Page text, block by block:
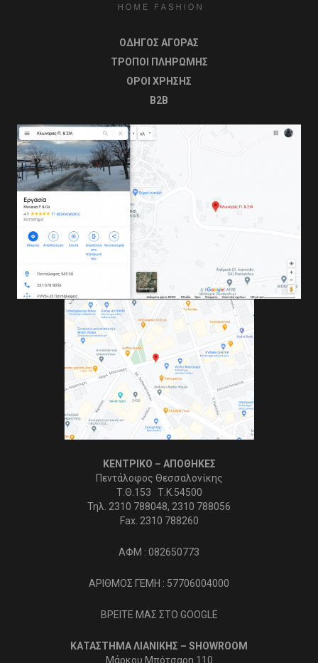
ΟΔΗΓΟΣ ΑΓΟΡΑΣ
ΤΡΟΠΟΙ ΠΛΗΡΩΜΗΣ
OΡΟΙ ΧΡΗΣΗΣ
B2B
ΚΕΝΤΡΙΚΟ – ΑΠΟΘΗΚΕΣ
Πεντάλοφος Θεσσαλονίκης
Τ.Θ.153 Τ.Κ.54500
Τηλ. 2310 788048, 2310 788056
Fax. 2310 788260
ΑΦΜ : 082650773
ΑΡΙΘΜΟΣ ΓΕΜΗ : 57706004000
ΒΡΕΙΤΕ ΜΑΣ ΣΤΟ GOOGLE
ΚΑΤΑΣΤΗΜΑ ΛΙΑΝΙΚΗΣ – SHOWROOM
Μάρκου Μπότσαρη 110